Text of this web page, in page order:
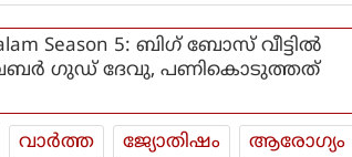
Season 5: ബിഗ് ബോസ് വീട്ടില്‍
വൈബര്‍ ഗുഡ് ദേവു, പണികൊടുത്തത്
വാര്‍ത്ത ജ്യോതിഷം
ആരോഗ്യം